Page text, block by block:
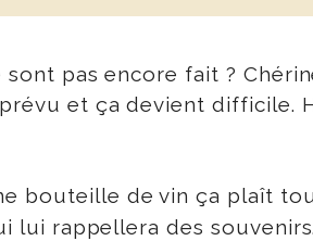
pas encore fait ?
et ça devient
bouteille de vin ça plaît
lui rappellera des